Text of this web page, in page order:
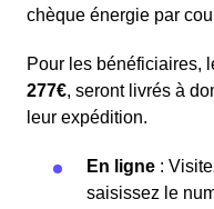
chèque énergie par
Pour les bénéficiaires,
277€, seront livrés à
leur expédition.
En ligne :
saisissez le